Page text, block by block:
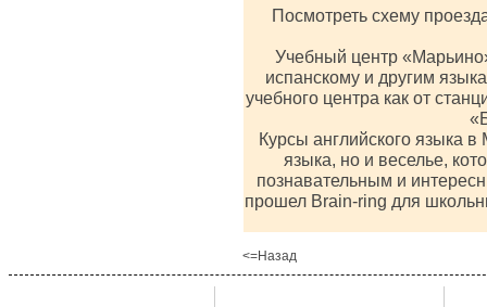
Посмотреть схему
Учебный центр
испанскому и другим
учебного центра как от
Курсы английского языка в
языка, но и веселье,
познавательным и
прошел Brain-ring для
<=Назад